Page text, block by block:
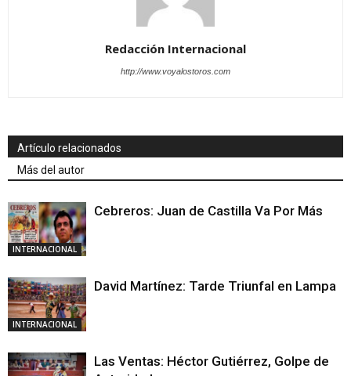
Redacción Internacional
http://www.voyalostoros.com
Artículo relacionados
Más del autor
INTERNACIONAL
Cebreros: Juan de Castilla Va Por Más
INTERNACIONAL
David Martínez: Tarde Triunfal en Lampa
Las Ventas: Héctor Gutiérrez, Golpe de